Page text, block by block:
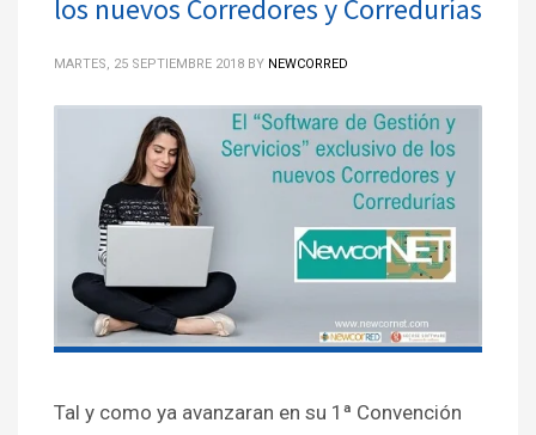
los nuevos Corredores y Corredurías
MARTES, 25 SEPTIEMBRE 2018 BY NEWCORRED
Tal y como ya avanzaran en su 1ª Convención